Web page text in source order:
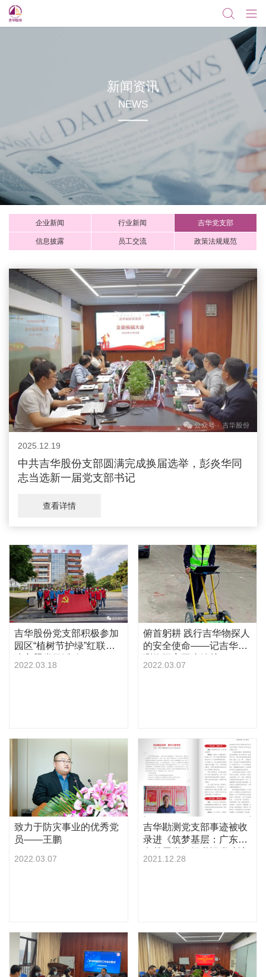
新闻资讯
NEWS
企业新闻 行业新闻 吉华党支部
信息披露 员工交流 政策法规规范
2025.12.19
中共吉华股份支部圆满完成换届选举，彭炎华同
志当选新一届党支部书记
查看详情
吉华股份党支部积极参加
园区“植树节护绿”红联共
2022.03.18
俯首躬耕 践行吉华物探人
的安全使命——记吉华勘
2022.03.07
致力于防灾事业的优秀党
员——王鹏
2022.03.07
吉华勘测党支部事迹被收
录进《筑梦基层：广东50
谈录》
2021.12.28